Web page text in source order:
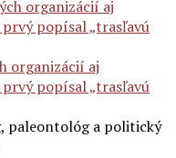
organizácií aj
popísal „trasľavú
paleontológ a politický